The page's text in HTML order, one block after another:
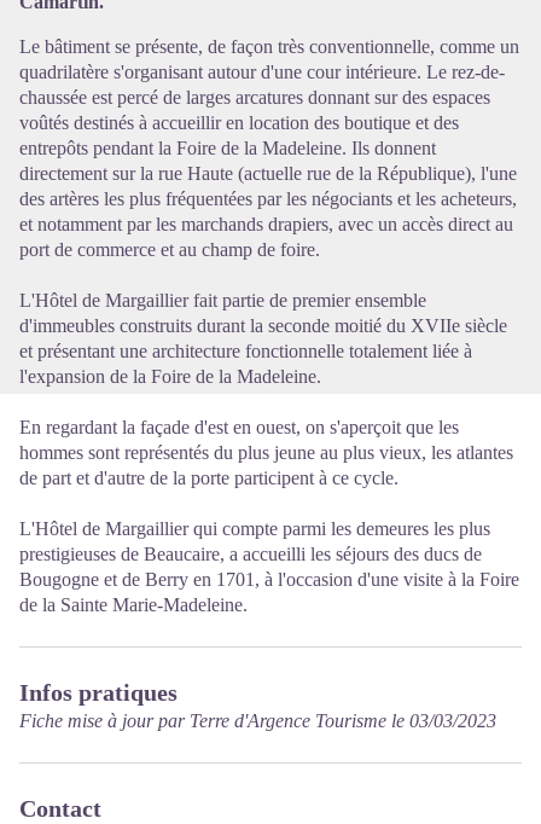
Le bâtiment se présente, de façon très conventionnelle, comme un
quadrilatère s'organisant autour d'une cour intérieure. Le rez-de-
chaussée est percé de larges arcatures donnant sur des espaces
voûtés destinés à accueillir en location des boutique et des
entrepôts pendant la Foire de la Madeleine. Ils donnent
directement sur la rue Haute (actuelle rue de la République), l'une
des artères les plus fréquentées par les négociants et les acheteurs,
et notamment par les marchands drapiers, avec un accès direct au
port de commerce et au champ de foire.
L'Hôtel de Margaillier fait partie de premier ensemble
d'immeubles construits durant la seconde moitié du XVIIe siècle
et présentant une architecture fonctionnelle totalement liée à
l'expansion de la Foire de la Madeleine.
En regardant la façade d'est en ouest, on s'aperçoit que les
hommes sont représentés du plus jeune au plus vieux, les atlantes
de part et d'autre de la porte participent à ce cycle.
L'Hôtel de Margaillier qui compte parmi les demeures les plus
prestigieuses de Beaucaire, a accueilli les séjours des ducs de
Bougogne et de Berry en 1701, à l'occasion d'une visite à la Foire
de la Sainte Marie-Madeleine.
Infos pratiques
Fiche mise à jour par Terre d'Argence Tourisme le 03/03/2023
Contact